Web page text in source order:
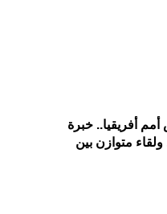
أفريقيا.. خبرة
متوازن بين